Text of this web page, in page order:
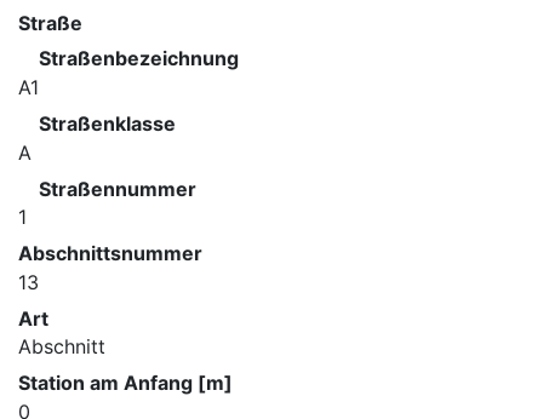
Straße
Straßenbezeichnung
A1
Straßenklasse
A
Straßennummer
1
Abschnittsnummer
13
Art
Abschnitt
Station am Anfang [m]
0